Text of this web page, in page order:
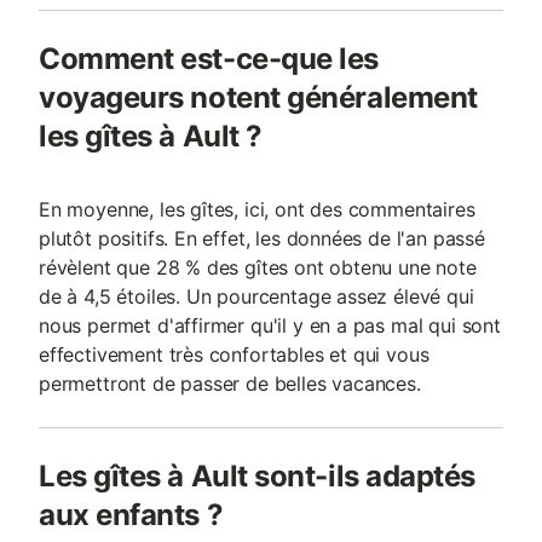
Comment est-ce-que les
voyageurs notent généralement
les gîtes à Ault ?
En moyenne, les gîtes, ici, ont des commentaires
plutôt positifs. En effet, les données de l'an passé
révèlent que 28 % des gîtes ont obtenu une note
de à 4,5 étoiles. Un pourcentage assez élevé qui
nous permet d'affirmer qu'il y en a pas mal qui sont
effectivement très confortables et qui vous
permettront de passer de belles vacances.
Les gîtes à Ault sont-ils adaptés
aux enfants ?